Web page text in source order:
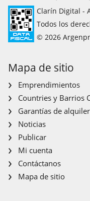
Clarín Digital -
Todos los
© 2026
Mapa de sitio
Emprendimientos
Countries y Barrios
Garantías de alquiler
Noticias
Publicar
Mi cuenta
Contáctanos
Mapa de sitio